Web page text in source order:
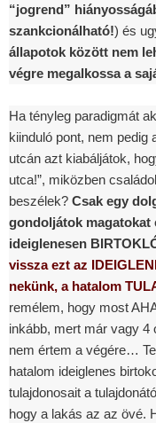
“jogrend”
szankcionálható!) és
állapotok között nem
végre megalkossa a
Ha tényleg paradigmát
kiinduló pont, nem pedig
utcán azt kiabáljátok,
utca!”, miközben
beszélek? Csak egy
gondoljátok magatokat
ideiglenesen
vissza ezt az
nekünk, a hatalom
remélem, hogy most
inkább, mert már vagy 4
nem értem a végére…
hatalom ideiglenes
tulajdonosait a
hogy a lakás az az övé.